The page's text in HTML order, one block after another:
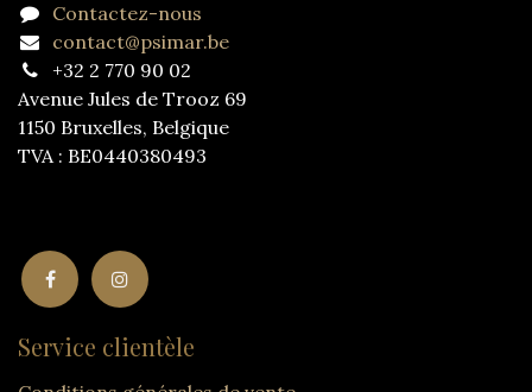
Contactez-nous
contact@psimar.be
+32 2 770 90 02
Avenue Jules de Trooz 69
1150 Bruxelles, Belgique
TVA : BE0440380493
Service clientèle